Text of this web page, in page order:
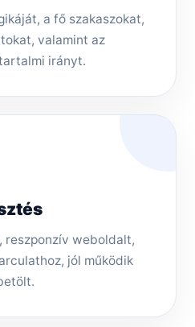
a fő szakaszokat,
valamint az
irányt.
reszponzív weboldalt,
jól működik